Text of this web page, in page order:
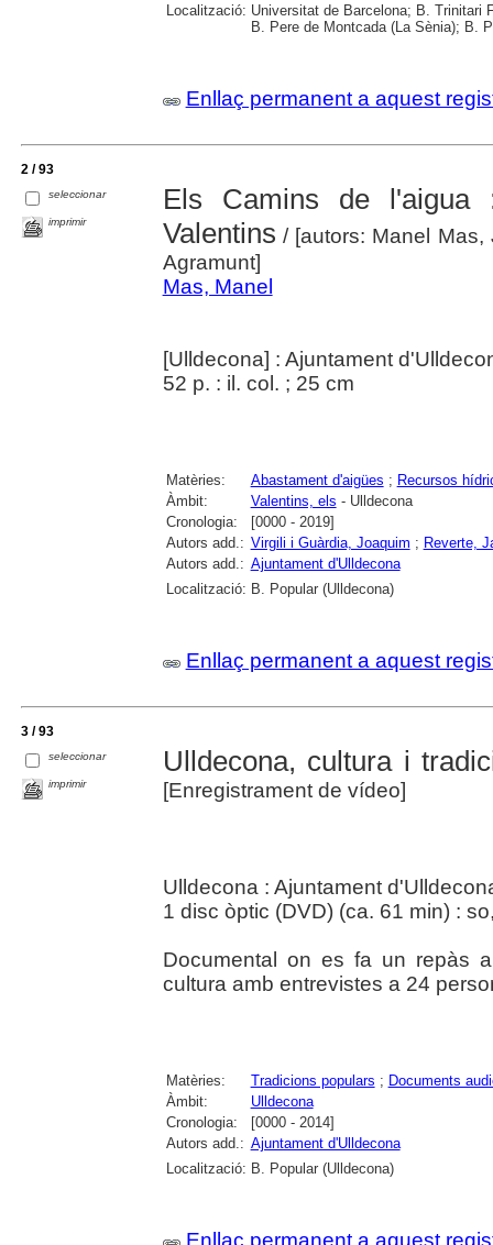
Localització: Universitat de Barcelona; B. Trinitari
B. Pere de Montcada (La Sènia); B.
Enllaç permanent a aquest
2 / 93
seleccionar
imprimir
Els Camins de
Valentins / [autors: Manel Mas,
Agramunt]
Mas, Manel
[Ulldecona] : Ajuntament
52 p. : il. col. ; 25 cm
Matèries: Abastament d'aigües ; Recursos
Àmbit:
Valentins, els - Ulldecona
Cronologia:
[0000 - 2019]
Autors add.: Virgili i Guàrdia, Joaquim ; Reverte,
Autors add.: Ajuntament d'Ulldecona
Localització: B. Popular (Ulldecona)
Enllaç permanent a aquest
3 / 93
seleccionar
imprimir
Ulldecona, cultura i
[Enregistrament de vídeo]
Ulldecona : Ajuntament
1 disc òptic (DVD) (ca. 61 min) :
Documental on es fa un repàs
cultura amb entrevistes a 24
Matèries: Tradicions populars ; Documents
Àmbit:
Ulldecona
Cronologia:
[0000 - 2014]
Autors add.: Ajuntament d'Ulldecona
Localització: B. Popular (Ulldecona)
Enllaç permanent a aquest